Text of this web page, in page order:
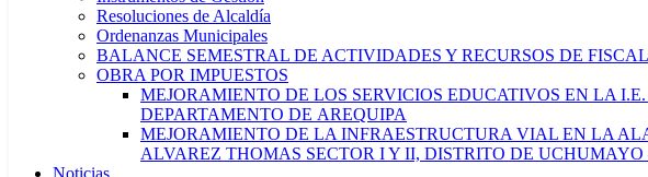
Resoluciones de Alcaldía
Ordenanzas Municipales
BALANCE SEMESTRAL DE ACTIVIDADES Y RECURSOS DE
OBRA POR IMPUESTOS
MEJORAMIENTO DE LOS SERVICIOS EDUCATIVOS EN LA
DEPARTAMENTO DE AREQUIPA
MEJORAMIENTO DE LA INFRAESTRUCTURA VIAL EN LA
ALVAREZ THOMAS SECTOR I Y II, DISTRITO DE
Noticias